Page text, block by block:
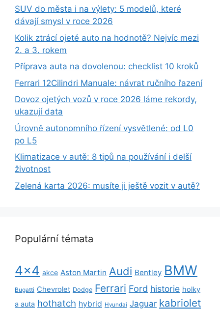
SUV do města i na výlety: 5 modelů, které
dávají smysl v roce 2026
Kolik ztrácí ojeté auto na hodnotě? Nejvíc mezi
2. a 3. rokem
Příprava auta na dovolenou: checklist 10 kroků
Ferrari 12Cilindri Manuale: návrat ručního řazení
Dovoz ojetých vozů v roce 2026 láme rekordy,
ukazují data
Úrovně autonomního řízení vysvětlené: od L0
po L5
Klimatizace v autě: 8 tipů na používání i delší
životnost
Zelená karta 2026: musíte ji ještě vozit v autě?
Populární témata
4x4 akce Aston Martin Audi Bentley BMW
Bugatti Chevrolet Dodge Ferrari Ford historie holky
a auta hothatch hybrid Hyundai Jaguar kabriolet